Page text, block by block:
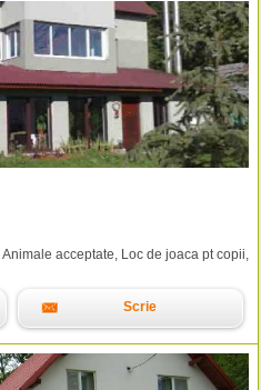
Animale acceptate, Loc de joaca pt copii,
Scrie